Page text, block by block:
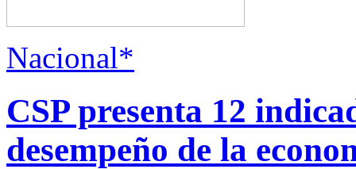
Nacional*
CSP presenta 12
desempeño de la